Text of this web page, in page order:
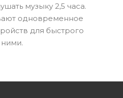
музыку 2,5 часа.
одновременное
для быстрого